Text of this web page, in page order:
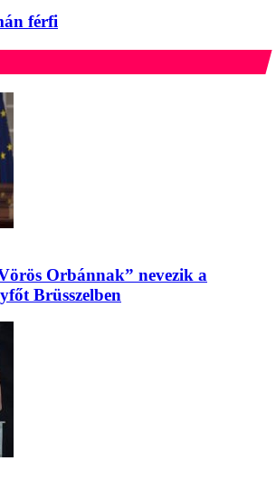
férfi
Orbánnak” nevezik a
Brüsszelben